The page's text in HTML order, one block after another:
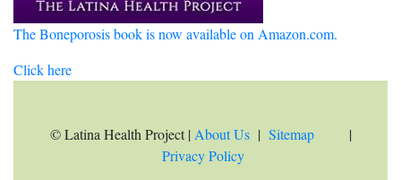
The Boneporosis book is now available on Amazon.com.
Click here
© Latina Health Project | About Us| Sitemap|
Privacy Policy